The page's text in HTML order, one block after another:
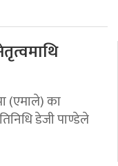
(एमाले) का
डेजी पाण्डेले